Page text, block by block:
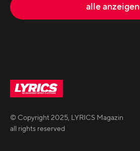
alle anzeigen
© Copyright2025, LYRICS Magazin
all rights reserved